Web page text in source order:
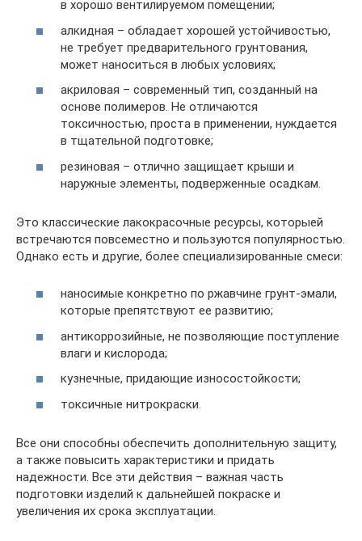
в хорошо вентилируемом помещении;
алкидная – обладает хорошей устойчивостью,
не требует предварительного грунтования,
может наноситься в любых условиях;
акриловая – современный тип, созданный на
основе полимеров. Не отличаются
токсичностью, проста в применении, нуждается
в тщательной подготовке;
резиновая – отлично защищает крыши и
наружные элементы, подверженные осадкам.
Это классические лакокрасочные ресурсы, которыей
встречаются повсеместно и пользуются популярностью.
Однако есть и другие, более специализированные смеси:
наносимые конкретно по ржавчине грунт-эмали,
которые препятствуют ее развитию;
антикоррозийные, не позволяющие поступление
влаги и кислорода;
кузнечные, придающие износостойкости;
токсичные нитрокраски.
Все они способны обеспечить дополнительную защиту,
а также повысить характеристики и придать
надежности. Все эти действия – важная часть
подготовки изделий к дальнейшей покраске и
увеличения их срока эксплуатации.